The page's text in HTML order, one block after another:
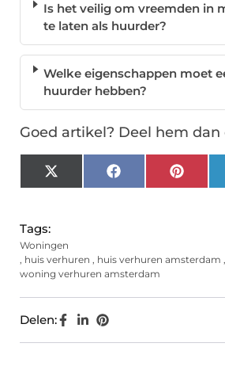
Is het veilig om vreemden in
te laten als huurder?
Welke eigenschappen moet
huurder hebben?
Goed artikel? Deel hem dan
X
(Twitter)
Facebook
Tags:
Woningen
, huis verhuren , huis verhuren amsterdam ,
woning verhuren amsterdam
Delen: